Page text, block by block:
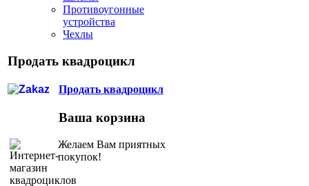
Противоугонные
устройства
Чехлы
Продать квадроцикл
Продать квадроцикл
Ваша корзина
Желаем Вам приятных
покупок!